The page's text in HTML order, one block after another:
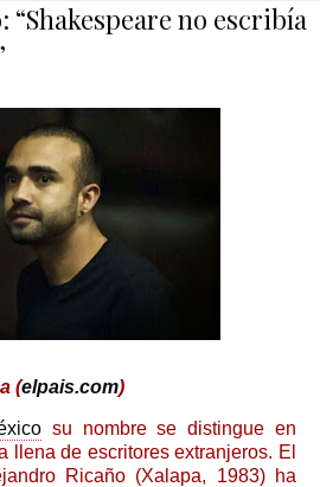
no escribía
(elpais.com)
su nombre se distingue en
llena de escritores extranjeros. El
Ricaño (Xalapa, 1983) ha